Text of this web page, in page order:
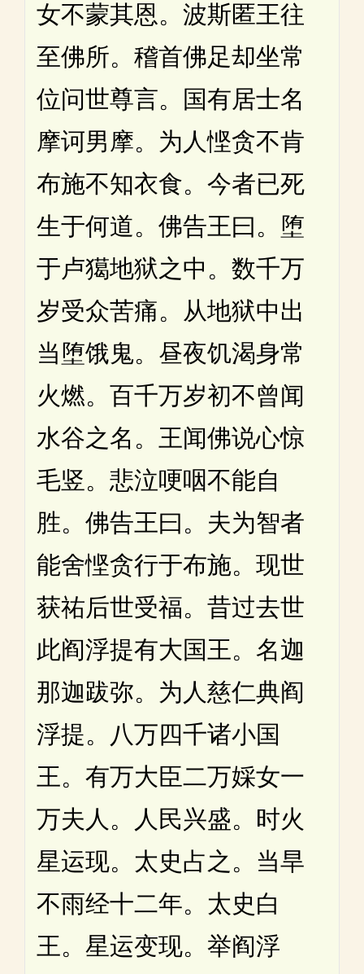
女不蒙其恩。波斯匿王往
至佛所。稽首佛足却坐常
位问世尊言。国有居士名
摩诃男摩。为人悭贪不肯
布施不知衣食。今者已死
生于何道。佛告王曰。堕
于卢獦地狱之中。数千万
岁受众苦痛。从地狱中出
当堕饿鬼。昼夜饥渴身常
火燃。百千万岁初不曾闻
水谷之名。王闻佛说心惊
毛竖。悲泣哽咽不能自
胜。佛告王曰。夫为智者
能舍悭贪行于布施。现世
获祐后世受福。昔过去世
此阎浮提有大国王。名迦
那迦跋弥。为人慈仁典阎
浮提。八万四千诸小国
王。有万大臣二万婇女一
万夫人。人民兴盛。时火
星运现。太史占之。当旱
不雨经十二年。太史白
王。星运变现。举阎浮